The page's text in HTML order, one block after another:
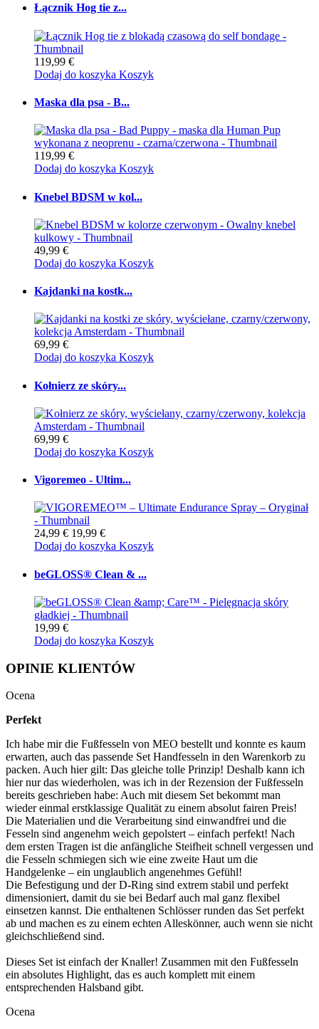
Łącznik Hog tie z...
119,99 €
Dodaj do koszyka Koszyk
Maska dla psa - B...
119,99 €
Dodaj do koszyka Koszyk
Knebel BDSM w kol...
49,99 €
Dodaj do koszyka Koszyk
Kajdanki na kostk...
69,99 €
Dodaj do koszyka Koszyk
Kołnierz ze skóry...
69,99 €
Dodaj do koszyka Koszyk
Vigoremeo - Ultim...
24,99 € 19,99 €
Dodaj do koszyka Koszyk
beGLOSS® Clean & ...
19,99 €
Dodaj do koszyka Koszyk
OPINIE KLIENTÓW
Ocena
Perfekt
Ich habe mir die Fußfesseln von MEO bestellt und konnte es kaum
erwarten, auch das passende Set Handfesseln in den Warenkorb zu
packen. Auch hier gilt: Das gleiche tolle Prinzip! Deshalb kann ich
hier nur das wiederholen, was ich in der Rezension der Fußfesseln
bereits geschrieben habe: Auch mit diesem Set bekommt man
wieder einmal erstklassige Qualität zu einem absolut fairen Preis!
Die Materialien und die Verarbeitung sind einwandfrei und die
Fesseln sind angenehm weich gepolstert – einfach perfekt! Nach
dem ersten Tragen ist die anfängliche Steifheit schnell vergessen und
die Fesseln schmiegen sich wie eine zweite Haut um die
Handgelenke – ein unglaublich angenehmes Gefühl!
Die Befestigung und der D-Ring sind extrem stabil und perfekt
dimensioniert, damit du sie bei Bedarf auch mal ganz flexibel
einsetzen kannst. Die enthaltenen Schlösser runden das Set perfekt
ab und machen es zu einem echten Alleskönner, auch wenn sie nicht
gleichschließend sind.
Dieses Set ist einfach der Knaller! Zusammen mit den Fußfesseln
ein absolutes Highlight, das es auch komplett mit einem
entsprechenden Halsband gibt.
Ocena